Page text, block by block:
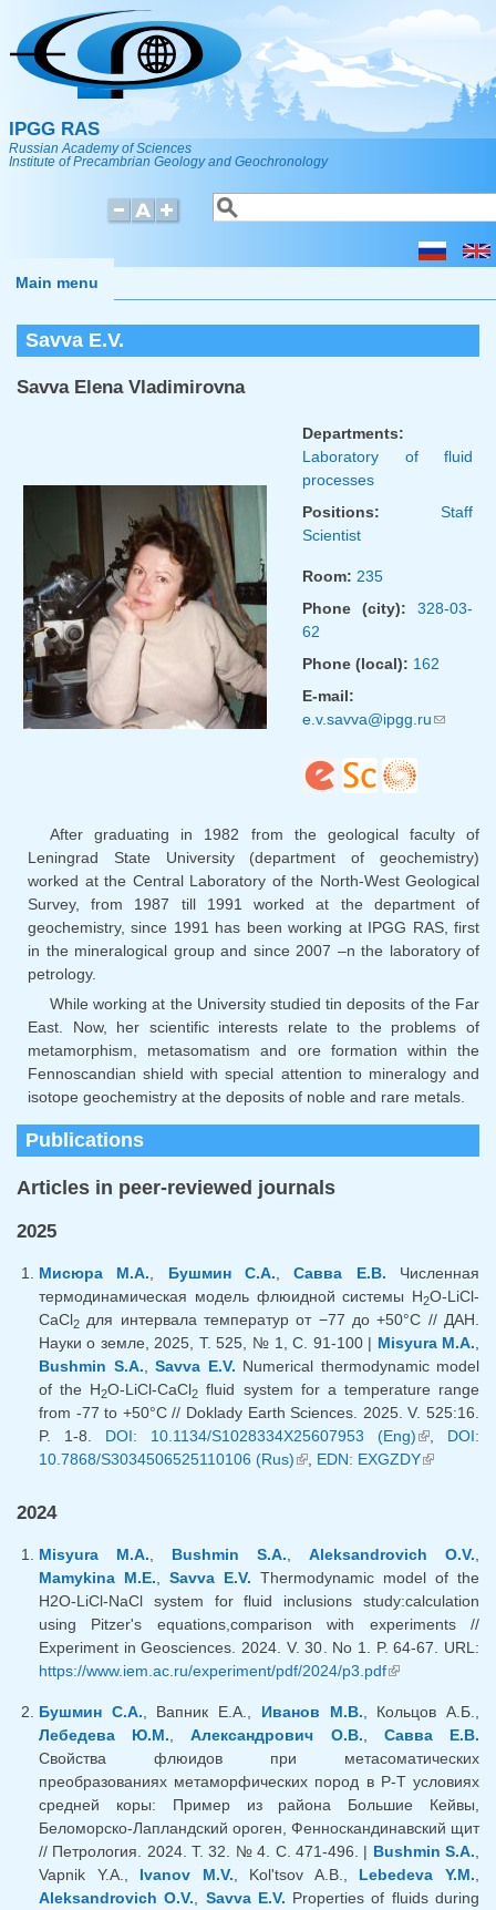
Skip to main content
IPGG RAS
Russian Academy of Sciences
Institute of Precambrian Geology and Geochronology
Search form
Search
Main menu
Savva E.V.
Savva Elena Vladimirovna
Departments:
Laboratory of fluid
processes
Positions: Staff
Scientist
Room: 235
Phone (city): 328-03-
62
Phone (local): 162
E-mail:
e.v.savva@ipgg.ru(link
After graduating in 1982 from the geological faculty of
Leningrad State University (department of geochemistry)
worked at the Central Laboratory of the North-West Geological
Survey, from 1987 till 1991 worked at the department of
geochemistry, since 1991 has been working at IPGG RAS, first
in the mineralogical group and since 2007 –n the laboratory of
petrology.
While working at the University studied tin deposits of the Far
East. Now, her scientific interests relate to the problems of
metamorphism, metasomatism and ore formation within the
Fennoscandian shield with special attention to mineralogy and
isotope geochemistry at the deposits of noble and rare metals.
Publications
Articles in peer-reviewed journals
2025
Мисюра М.А., Бушмин С.А.,Савва Е.В. Численная
термодинамическая модель флюидной системы H2O-LiCl-
CaCl2 для интервала температур от −77 до +50°С // ДАН.
Науки о земле, 2025, Т. 525, № 1, С. 91-100 | Misyura M.A.,
Bushmin S.A., Savva E.V. Numerical thermodynamic model
of the H2O-LiCl-CaCl2 fluid system for a temperature range
from -77 to +50°C // Doklady Earth Sciences. 2025. V. 525:16.
P. 1-8. DOI: 10.1134/S1028334X25607953 (Eng)(link is
external)
, DOI:
10.7868/S3034506525110106 (Rus)(link is external)
, EDN: EXGZDY(link is
2024
Misyura M.A. Bushmin S.A. Aleksandrovich O.V.
Mamykina M.E.
Savva E.V. Thermodynamic model of the
H2O-LiCl-NaCl system for fluid inclusions study:calculation
using Pitzer's equations,comparison with experiments //
Experiment in Geosciences. 2024. V. 30. No 1. P. 64-67. URL:
https://www.iem.ac.ru/experiment/pdf/2024/p3.pdf(link is
Бушмин С.А. , Вапник Е.А., Иванов М.В. , Кольцов А.Б.,
Лебедева Ю.М. ,Александрович О.В.
Савва Е.В.
Свойства флюидов при метасоматических
преобразованиях метаморфических пород в P-T условиях
средней коры: Пример из района Большие Кейвы,
Беломорско-Лапландский ороген, Фенноскандинавский щит
// Петрология. 2024. Т. 32. № 4. С. 471-496. | Bushmin S.A.
Vapnik Y.A., Ivanov M.V. , Kol'tsov A.B., Lebedeva Y.M.
Aleksandrovich O.V.
Savva E.V. Properties of fluids during